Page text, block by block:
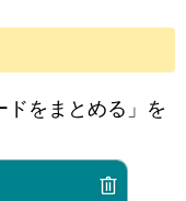
ドをまとめる」を